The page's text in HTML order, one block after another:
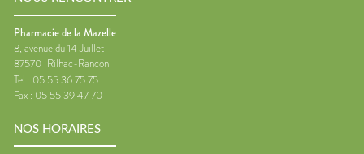
Pharmacie de la Mazelle
8, avenue du 14 Juillet
87570 Rilhac-Rancon
Tel : 05 55 36 75 75
Fax : 05 55 39 47 70
NOS HORAIRES